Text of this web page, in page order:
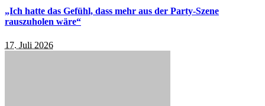
„Ich hatte das Gefühl, dass mehr aus der Party-Szene
rauszuholen wäre“
17. Juli 2026